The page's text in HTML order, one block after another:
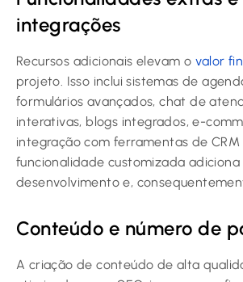
integrações
Recursos adicionais elevam o valor
projeto. Isso inclui sistemas de
formulários avançados, chat de
interativas, blogs integrados, e-
integração com ferramentas de CRM
funcionalidade customizada
desenvolvimento e,
Conteúdo e número de
A criação de conteúdo de alta